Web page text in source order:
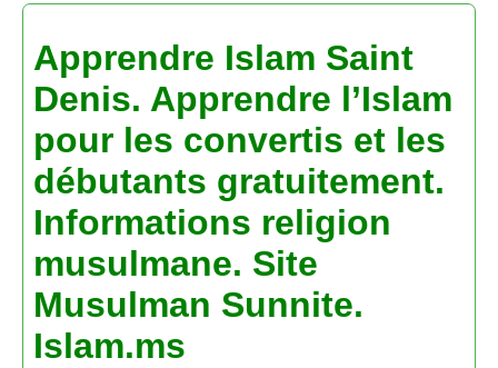
Apprendre Islam Saint
Denis. Apprendre l’Islam
pour les convertis et les
débutants gratuitement.
Informations religion
musulmane. Site
Musulman Sunnite.
Islam.ms